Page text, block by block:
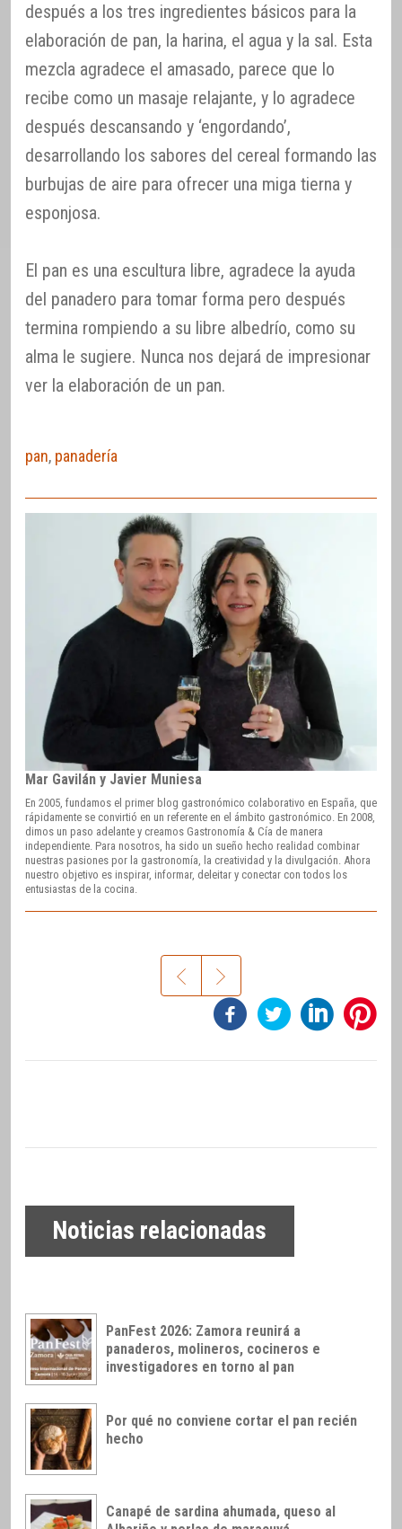
después a los tres ingredientes básicos para la
elaboración de pan, la harina, el agua y la sal. Esta
mezcla agradece el amasado, parece que lo
recibe como un masaje relajante, y lo agradece
después descansando y ‘engordando’,
desarrollando los sabores del cereal formando las
burbujas de aire para ofrecer una miga tierna y
esponjosa.
El pan es una escultura libre, agradece la ayuda
del panadero para tomar forma pero después
termina rompiendo a su libre albedrío, como su
alma le sugiere. Nunca nos dejará de impresionar
ver la elaboración de un pan.
pan, panadería
Mar Gavilán y Javier Muniesa
En 2005, fundamos el primer blog gastronómico colaborativo en España, que
rápidamente se convirtió en un referente en el ámbito gastronómico. En 2008,
dimos un paso adelante y creamos Gastronomía & Cía de manera
independiente. Para nosotros, ha sido un sueño hecho realidad combinar
nuestras pasiones por la gastronomía, la creatividad y la divulgación. Ahora
nuestro objetivo es inspirar, informar, deleitar y conectar con todos los
entusiastas de la cocina.
Noticias relacionadas
PanFest 2026: Zamora reunirá a
panaderos, molineros, cocineros e
investigadores en torno al pan
Por qué no conviene cortar el pan recién
hecho
Canapé de sardina ahumada, queso al